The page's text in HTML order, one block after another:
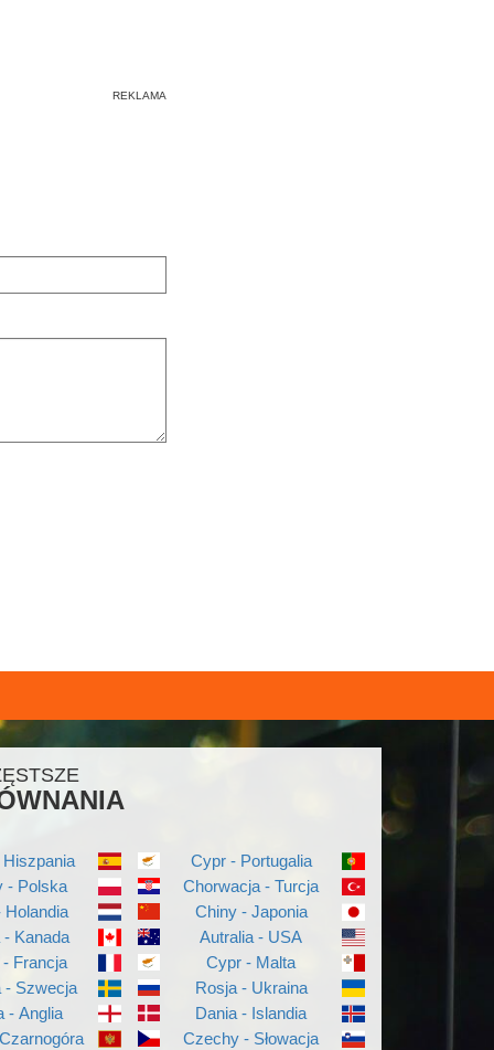
- Polska
Holandia
- Kanada
Francja
- Szwecja
- Anglia
Cypr - Portugalia
Chorwacja - Turcja
Chiny - Japonia
Autralia - USA
Cypr - Malta
Rosja - Ukraina
Dania - Islandia
Czechy - Słowacja